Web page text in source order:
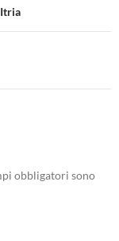
obbligatori sono